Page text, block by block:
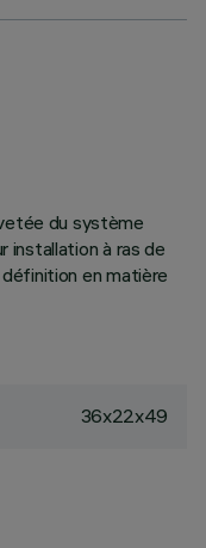
du système
installation à ras de
en matière
36x22x49